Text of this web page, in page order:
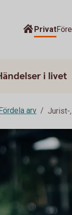
Privat
i livet
arv Jurist-